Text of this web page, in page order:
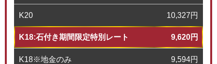
K20 10,327円
K18:石付き期間限定特別レート 9,620円
K18※地金のみ 9,594円